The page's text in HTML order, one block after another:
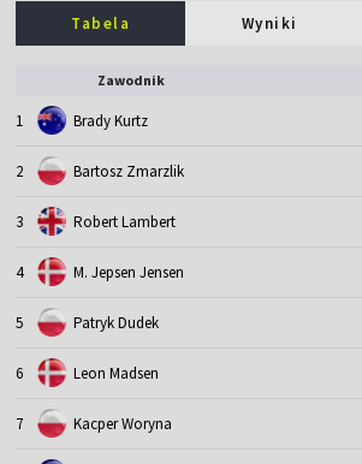
Tabela Wyniki
Zawodnik
1 Brady Kurtz
2 Bartosz Zmarzlik
3 Robert Lambert
4 M. Jepsen Jensen
5 Patryk Dudek
6 Leon Madsen
7 Kacper Woryna